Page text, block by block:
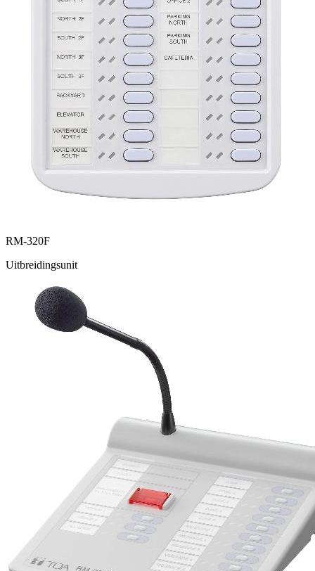
RM-320F
Uitbreidingsunit